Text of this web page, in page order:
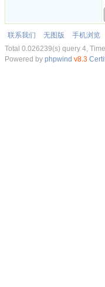
联系我们 无图版 手机浏览
Total 0.026239(s) query 4,
Powered by phpwind v8.3